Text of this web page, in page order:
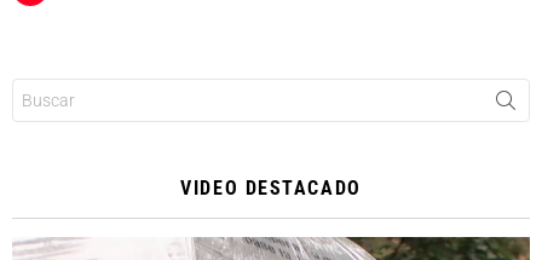
VIDEO DESTACADO
Reproductor